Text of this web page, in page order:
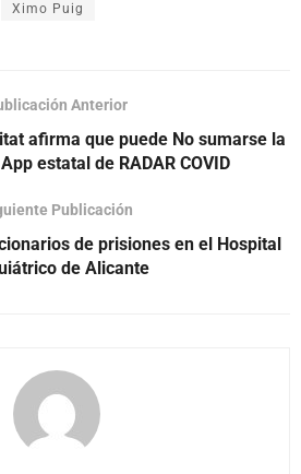
Ximo Puig
Anterior
afirma que puede No sumarse la
estatal de RADAR COVID
Publicación
de prisiones en el Hospital
de Alicante